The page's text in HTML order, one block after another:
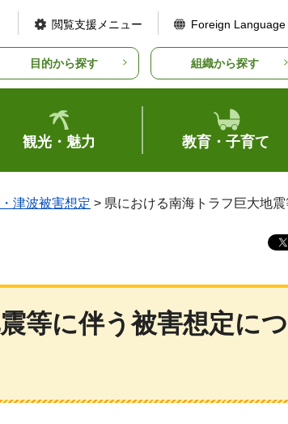
閲覧支援メニュー Foreign Language
目的から探す 組織から探す
観光・魅力 教育・子育て
津波被害想定 > 県における南海トラフ巨大地
等に伴う被害想定に